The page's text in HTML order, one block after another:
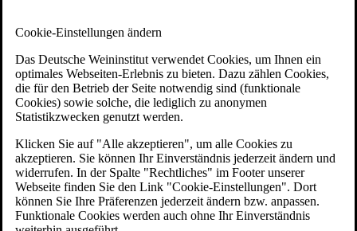
Über uns
Mitglieder
Mitglied werden
Cookie-Einstellungen ändern
Das Deutsche Weininstitut verwendet Cookies, um Ihnen ein
optimales Webseiten-Erlebnis zu bieten. Dazu zählen Cookies,
die für den Betrieb der Seite notwendig sind (funktionale
Cookies) sowie solche, die lediglich zu anonymen
Statistikzwecken genutzt werden.
Klicken Sie auf "Alle akzeptieren", um alle Cookies zu
akzeptieren. Sie können Ihr Einverständnis jederzeit ändern und
widerrufen. In der Spalte "Rechtliches" im Footer unserer
Webseite finden Sie den Link "Cookie-Einstellungen". Dort
können Sie Ihre Präferenzen jederzeit ändern bzw. anpassen.
Funktionale Cookies werden auch ohne Ihr Einverständnis